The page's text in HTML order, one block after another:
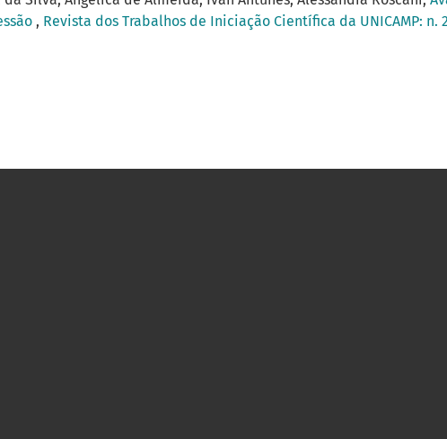
, Revista dos Trabalhos de Iniciação Científica da UNICAMP: n.